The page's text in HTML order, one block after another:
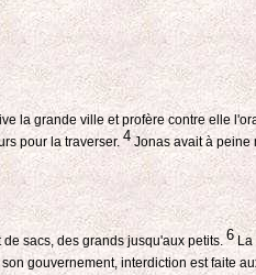
la grande ville et profère contre elle
pour la traverser. 4Jonas avait à peine
sacs, des grands jusqu'aux petits.6La
gouvernement, interdiction est faite